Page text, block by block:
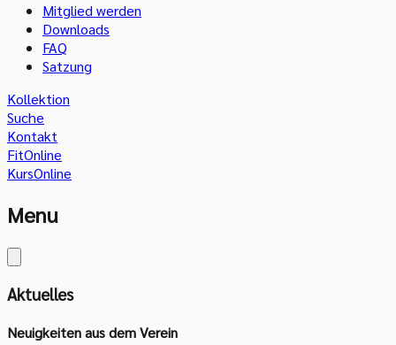
Mitglied werden
Downloads
FAQ
Satzung
Kollektion
Suche
Kontakt
FitOnline
KursOnline
Menu
Aktuelles
Neuigkeiten aus dem Verein